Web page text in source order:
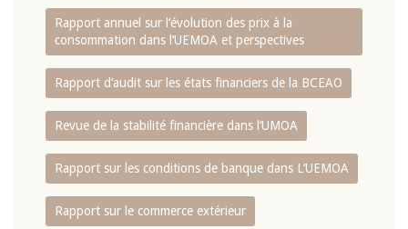
Rapport annuel sur l‘évolution des prix à la
consommation dans l‘UEMOA et perspectives
Rapport d‘audit sur les états financiers de la BCEAO
Revue de la stabilité financière dans l‘UMOA
Rapport sur les conditions de banque dans L‘UEMOA
Rapport sur le commerce extérieur